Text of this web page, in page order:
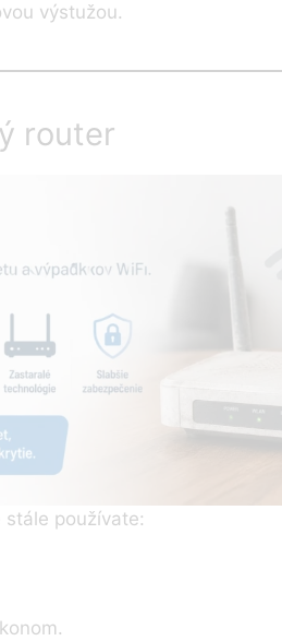
výstužou.
router
používate: